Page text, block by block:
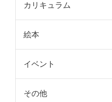
カリキュラム
絵本
イベント
その他